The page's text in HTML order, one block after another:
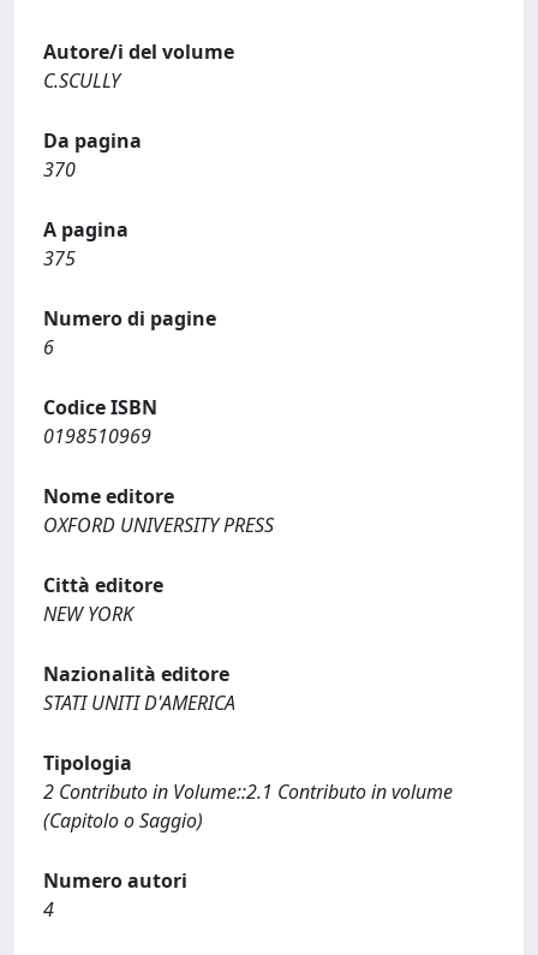
Autore/i del volume
C.SCULLY
Da pagina
370
A pagina
375
Numero di pagine
6
Codice ISBN
0198510969
Nome editore
OXFORD UNIVERSITY PRESS
Città editore
NEW YORK
Nazionalità editore
STATI UNITI D'AMERICA
Tipologia
2 Contributo in Volume::2.1 Contributo in volume
(Capitolo o Saggio)
Numero autori
4